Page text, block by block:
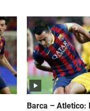
Barca – Atletico: